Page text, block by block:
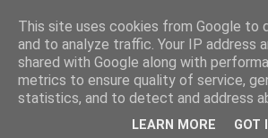
This site uses cookies from Google to
and to analyze traffic. Your IP address
shared with Google along with
metrics to ensure quality of service,
statistics, and to detect and address
LEARN MORE GOT